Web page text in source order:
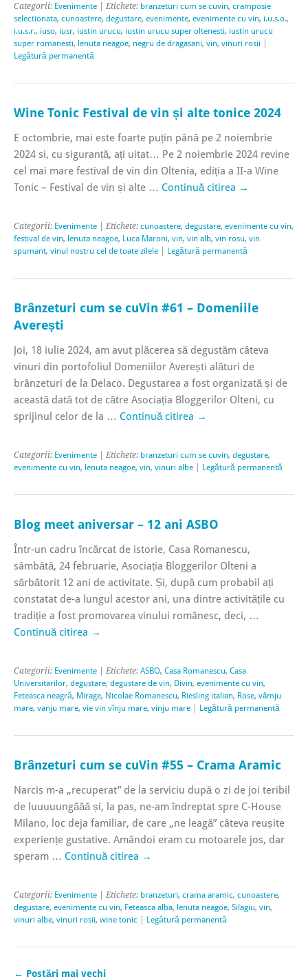
Categorii: Evenimente | Etichete: branzeturi cum se cuvin, cramposie
selectionata, cunoastere, degustare, evenimente, evenimente cu vin, i.u.s.o.,
i.u.s.r., iuso, iusr, iustin urucu, iustin urucu super oltenesti, iustin urucu
super romanesti, lenuta neagoe, negru de dragasani, vin, vinuri rosii
Legătură permanentă
Wine Tonic Festival de vin și alte tonice 2024
E octombrie, mai este foarte puțin până pe 2 noiembrie
2024 si, cu siguranță, ați uitat… Pe 2 noiembrie 2024 revine
cel mai mare festival de vin din Oltenia, ediția a II-a Wine
Tonic – Festival de vin și alte … Continuă citirea →
Categorii: Evenimente | Etichete: cunoastere, degustare, evenimente cu vin,
festival de vin, lenuta neagoe, Luca Maroni, vin, vin alb, vin rosu, vin
spumant, vinul nostru cel de toate zilele Legătură permanentă
Brânzeturi cum se cuVin #61 – Domeniile
Averești
Joi, 18 iulie 2024, am avut plăcerea să degustăm câteva
vinuri din portofoliul Domeniilor Averești alături de
brânzeturi de la Delaco. Degustarea a fost organizată și de
această dată tot de către Asociația Bloggerilor Olteni, cu
sprijinul celor de la … Continuă citirea →
Categorii: Evenimente | Etichete: branzeturi cum se cuvin, degustare,
evenimente cu vin, lenuta neagoe, vin, vinuri albe Legătură permanentă
Blog meet aniversar – 12 ani ASBO
Într-un cadru încărcat de istorie, Casa Romanescu,
sâmbătă, 24 februarie, Asociația Bloggerilor Olteni a
sărbătorit 12 ani de activitate. Și, după cum probabil ați
constatat de-a lungul acestor ani, una dintre activitățile cu
tradiție a fost promovarea vinului românesc, deci, …
Continuă citirea →
Categorii: Evenimente | Etichete: ASBO, Casa Romanescu, Casa
Universitarilor, degustare, degustare de vin, Divin, evenimente cu vin,
Feteasca neagră, Mirage, Nicolae Romanescu, Riesling italian, Rose, vâmju
mare, vanju mare, vie vin vînju mare, vinju mare Legătură permanentă
Brânzeturi cum se cuVin #55 – Crama Aramic
Narcis m-a „recuperat” de la serviciu după o zi de joi teribil
de luuuuungăăă și, la pas, ne-am îndreptat spre C-House
Milano, loc deja familiar, de care „ne leagă” câteva reușite
experiențe gustative. Amândoi eram cu motoarele jos, dar
speram … Continuă citirea →
Categorii: Evenimente | Etichete: branzeturi, crama aramic, cunoastere,
degustare, evenimente cu vin, Feteasca alba, lenuta neagoe, Silagiu, vin,
vinuri albe, vinuri rosii, wine tonic Legătură permanentă
← Postări mai vechi